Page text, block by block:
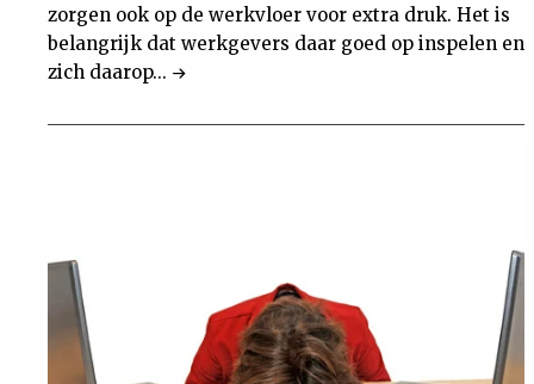
zorgen ook op de werkvloer voor extra druk. Het is
belangrijk dat werkgevers daar goed op inspelen en
zich daarop...